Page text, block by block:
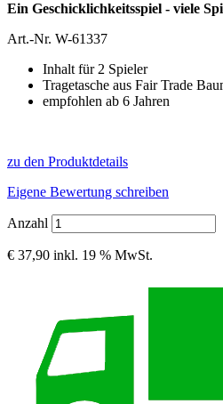
Ein Geschicklichkeitsspiel - viele
Art.-Nr. W-61337
Inhalt für 2 Spieler
Tragetasche aus Fair Trade
empfohlen ab 6 Jahren
zu den Produktdetails
Eigene Bewertung schreiben
Anzahl
€ 37,90 inkl. 19 % MwSt.